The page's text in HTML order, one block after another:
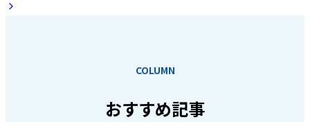
COLUMN
おすすめ記事